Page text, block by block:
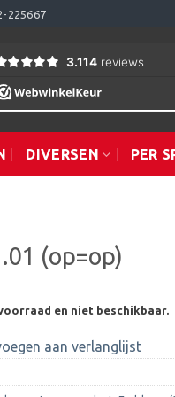
225667
DIVERSEN PER
(op=op)
en niet beschikbaar.
aan verlanglijst